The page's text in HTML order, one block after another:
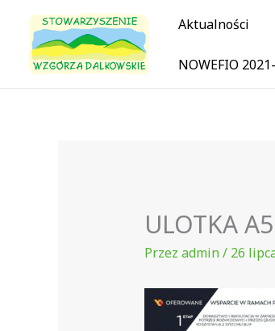
treści
Aktualności
NOWEFIO
ULOTKA
Przez admin/ 26